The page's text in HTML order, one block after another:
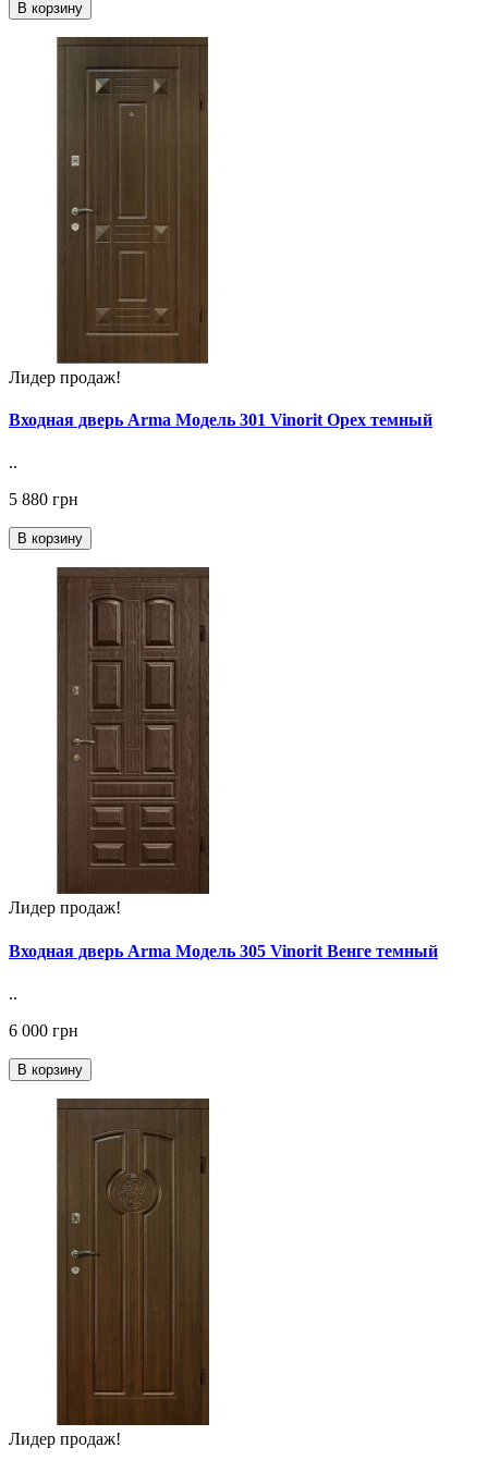
В корзину
Лидер продаж!
Входная дверь Arma Модель 301 Vinorit Орех темный
..
5 880 грн
В корзину
Лидер продаж!
Входная дверь Arma Модель 305 Vinorit Венге темный
..
6 000 грн
В корзину
Лидер продаж!